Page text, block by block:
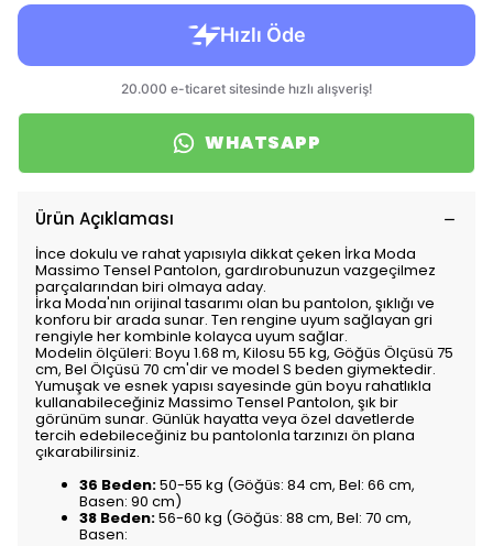
WHATSAPP
Ürün Açıklaması
İnce dokulu ve rahat yapısıyla dikkat çeken İrka Moda
Massimo Tensel Pantolon, gardırobunuzun vazgeçilmez
parçalarından biri olmaya aday.
İrka Moda'nın orijinal tasarımı olan bu pantolon, şıklığı ve
konforu bir arada sunar. Ten rengine uyum sağlayan gri
rengiyle her kombinle kolayca uyum sağlar.
Modelin ölçüleri: Boyu 1.68 m, Kilosu 55 kg, Göğüs Ölçüsü 75
cm, Bel Ölçüsü 70 cm'dir ve model S beden giymektedir.
Yumuşak ve esnek yapısı sayesinde gün boyu rahatlıkla
kullanabileceğiniz Massimo Tensel Pantolon, şık bir
görünüm sunar. Günlük hayatta veya özel davetlerde
tercih edebileceğiniz bu pantolonla tarzınızı ön plana
çıkarabilirsiniz.
36 Beden:50-55 kg (Göğüs: 84 cm, Bel: 66 cm,
Basen: 90 cm)
38 Beden:56-60 kg (Göğüs: 88 cm, Bel: 70 cm,
Basen: